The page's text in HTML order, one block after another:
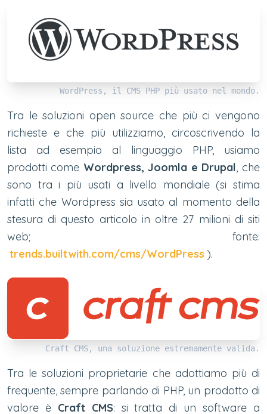
WordPress, il CMS PHP più usato nel mondo.
Tra le soluzioni open source che più ci vengono
richieste e che più utilizziamo, circoscrivendo la
lista ad esempio al linguaggio PHP, usiamo
prodotti come Wordpress, Joomla e Drupal, che
sono tra i più usati a livello mondiale (si stima
infatti che Wordpress sia usato al momento della
stesura di questo articolo in oltre 27 milioni di siti
web; fonte:
trends.builtwith.com/cms/WordPress ).
Craft CMS, una soluzione estremamente valida.
Tra le soluzioni proprietarie che adottiamo più di
frequente, sempre parlando di PHP, un prodotto di
valore è Craft CMS: si tratta di un software a